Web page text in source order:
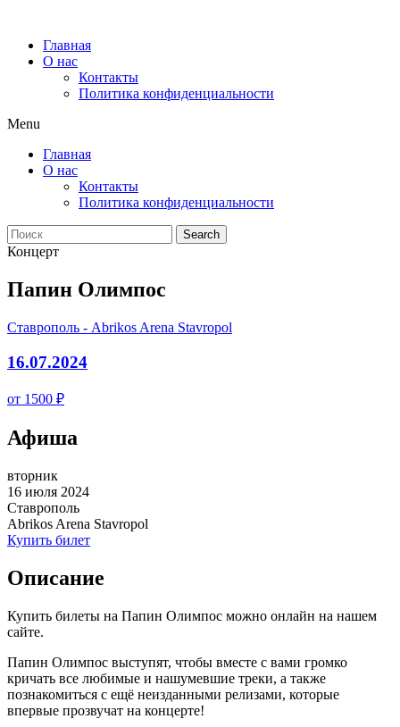
Главная
О нас
Контакты
Политика конфиденциальности
Menu
Главная
О нас
Контакты
Политика конфиденциальности
Search
Концерт
Папин Олимпос
Ставрополь - Abrikos Arena Stavropol
16.07.2024
от 1500 ₽
Афиша
вторник
16 июля 2024
Ставрополь
Abrikos Arena Stavropol
Купить билет
Описание
Купить билеты на Папин Олимпос можно онлайн на нашем
сайте.
Папин Олимпос выступят, чтобы вместе с вами громко
кричать все любимые и нашумевшие треки, а также
познакомиться с ещё неизданными релизами, которые
впервые прозвучат на концерте!